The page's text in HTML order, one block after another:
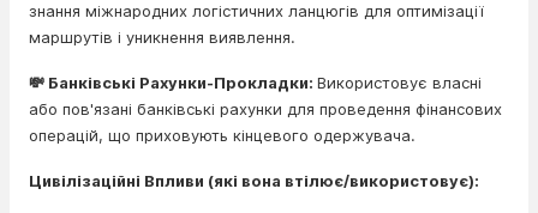
знання міжнародних логістичних ланцюгів для оптимізації
маршрутів і уникнення виявлення.
💸 Банківські Рахунки-Прокладки: Використовує власні
або пов'язані банківські рахунки для проведення фінансових
операцій, що приховують кінцевого одержувача.
Цивілізаційні Впливи (які вона втілює/використовує):